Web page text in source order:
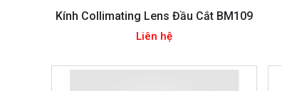
Kính Collimating Lens Đầu Cắt BM109
Liên hệ